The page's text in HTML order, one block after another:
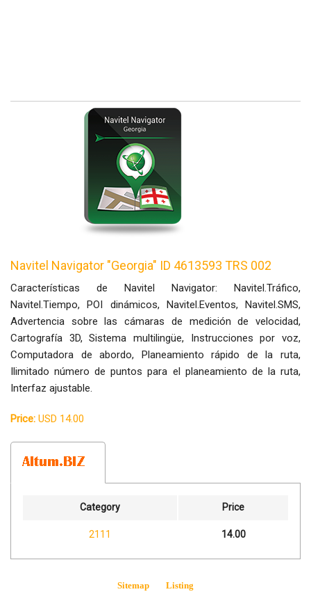
Navitel Navigator "Georgia" ID 4613593 TRS 002
Características de Navitel Navigator: Navitel.Tráfico,
Navitel.Tiempo, POI dinámicos, Navitel.Eventos, Navitel.SMS,
Advertencia sobre las cámaras de medición de velocidad,
Cartografía 3D, Sistema multilingüe, Instrucciones por voz,
Computadora de abordo, Planeamiento rápido de la ruta,
Ilimitado número de puntos para el planeamiento de la ruta,
Interfaz ajustable.
Price: USD 14.00
Category Price
2111 14.00
Sitemap Listing